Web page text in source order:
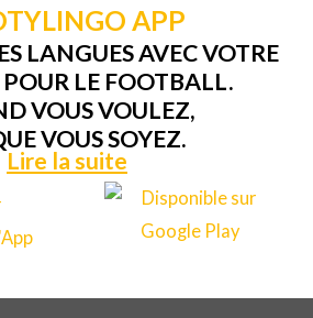
APP
LANGUES AVEC VOTRE
LE FOOTBALL.
VOUS VOULEZ,
VOUS SOYEZ.
Lire la suite